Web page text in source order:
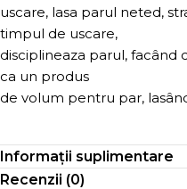
uscare, lasa parul neted,
timpul de uscare,
disciplineaza parul, facând
ca un produs
de volum pentru par,
Informații suplimentare
Recenzii (0)